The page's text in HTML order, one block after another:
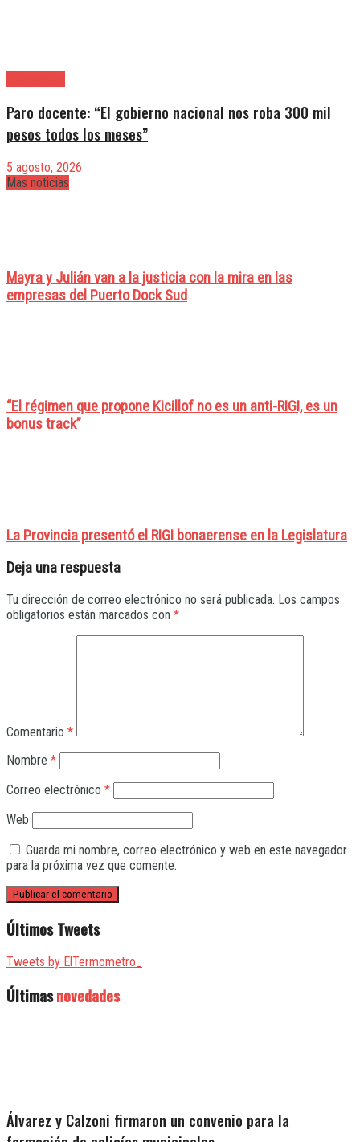
Paro docente: “El gobierno nacional nos roba 300 mil
pesos todos los meses”
5 agosto, 2026
Mas noticias
Mayra y Julián van a la justicia con la mira en las
empresas del Puerto Dock Sud
“El régimen que propone Kicillof no es un anti-RIGI, es un
bonus track”
La Provincia presentó el RIGI bonaerense en la Legislatura
Deja una respuesta
Tu dirección de correo electrónico no será publicada. Los campos
obligatorios están marcados con *
Comentario *
Nombre *
Correo electrónico *
Web
Guarda mi nombre, correo electrónico y web en este navegador
para la próxima vez que comente.
Últimos Tweets
Tweets by ElTermometro_
Últimasnovedades
Álvarez y Calzoni firmaron un convenio para la